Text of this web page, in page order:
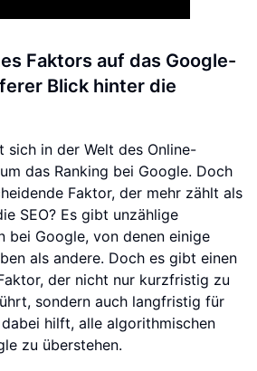
Faktors auf das Google-
Blick hinter die
sich in der Welt des Online-
das Ranking bei Google. Doch
Faktor, der mehr zählt als
SEO? Es gibt unzählige
bei Google, von denen einige
als andere. Doch es gibt einen
der nicht nur kurzfristig zu
sondern auch langfristig für
hilft, alle algorithmischen
zu überstehen.